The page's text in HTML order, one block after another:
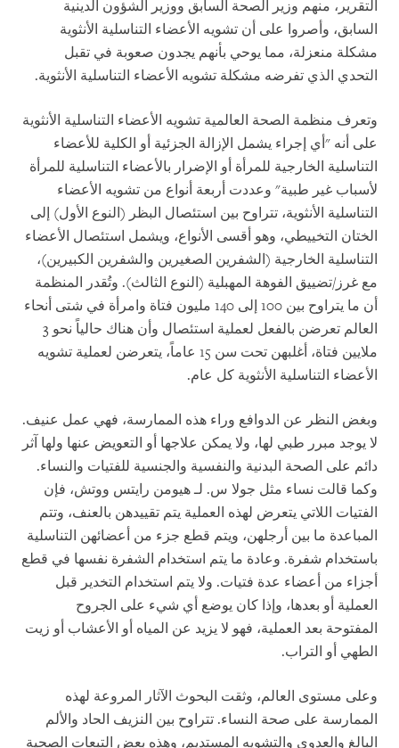
التقرير، منهم وزير الصحة السابق ووزير الشؤون الدينية
السابق، وأصروا على أن تشويه الأعضاء التناسلية الأنثوية
مشكلة منعزلة، مما يوحي بأنهم يجدون صعوبة في تقبل
التحدي الذي تفرضه مشكلة تشويه الأعضاء التناسلية الأنثوية.
وتعرف منظمة الصحة العالمية تشويه الأعضاء التناسلية الأنثوية
على أنه "أي إجراء يشمل الإزالة الجزئية أو الكلية للأعضاء
التناسلية الخارجية للمرأة أو الإضرار بالأعضاء التناسلية للمرأة
لأسباب غير طبية" وعددت أربعة أنواع من تشويه الأعضاء
التناسلية الأنثوية، تتراوح بين استئصال البظر (النوع الأول) إلى
الختان التخييطي، وهو أقسى الأنواع، ويشمل استئصال الأعضاء
التناسلية الخارجية (الشفرين الصغيرين والشفرين الكبيرين)،
مع غرز/تضييق الفوهة المهبلية (النوع الثالث). وتُقدر المنظمة
أن ما يتراوح بين 100 إلى 140 مليون فتاة وامرأة في شتى أنحاء
العالم تعرضن بالفعل لعملية استئصال وأن هناك حالياً نحو 3
ملايين فتاة، أغلبهن تحت سن 15 عاماً، يتعرضن لعملية تشويه
الأعضاء التناسلية الأنثوية كل عام.
وبغض النظر عن الدوافع وراء هذه الممارسة، فهي عمل عنيف.
لا يوجد مبرر طبي لها، ولا يمكن علاجها أو التعويض عنها ولها آثر
دائم على الصحة البدنية والنفسية والجنسية للفتيات والنساء.
وكما قالت نساء مثل جولا س. لـ هيومن رايتس ووتش، فإن
الفتيات اللاتي يتعرض لهذه العملية يتم تقييدهن بالعنف، وتتم
المباعدة ما بين أرجلهن، ويتم قطع جزء من أعضائهن التناسلية
باستخدام شفرة. وعادة ما يتم استخدام الشفرة نفسها في قطع
أجزاء من أعضاء عدة فتيات. ولا يتم استخدام التخدير قبل
العملية أو بعدها، وإذا كان يوضع أي شيء على الجروح
المفتوحة بعد العملية، فهو لا يزيد عن المياه أو الأعشاب أو زيت
الطهي أو التراب.
وعلى مستوى العالم، وثقت البحوث الآثار المروعة لهذه
الممارسة على صحة النساء. تتراوح بين النزيف الحاد والألم
البالغ والعدوى والتشويه المستديم، وهذه بعض التبعات الصحية